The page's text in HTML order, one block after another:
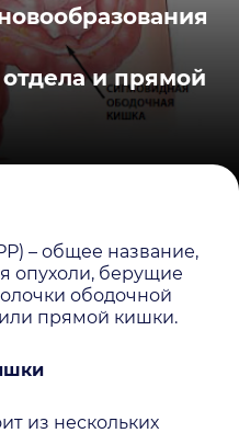
и прямой
– общее название,
опухоли, берущие
ободочной
прямой кишки.
из нескольких